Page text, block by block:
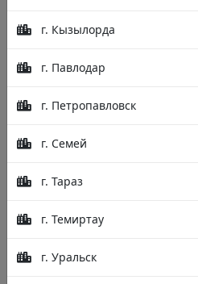
г. Кызылорда
г. Павлодар
г. Петропавловск
г. Семей
г. Тараз
г. Темиртау
г. Уральск